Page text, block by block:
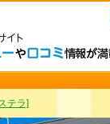
テラ]